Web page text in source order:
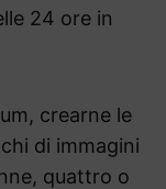
24 ore in
crearne le
di immagini
quattro o